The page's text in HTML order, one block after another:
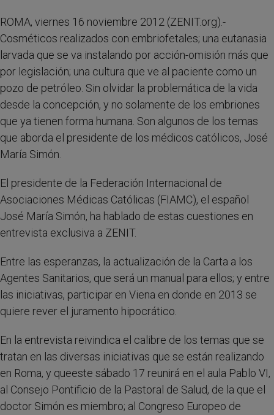
ROMA, viernes 16 noviembre 2012 (ZENIT.org).-
Cosméticos realizados con embriofetales; una eutanasia
larvada que se va instalando por acción-omisión más que
por legislación; una cultura que ve al paciente como un
pozo de petróleo. Sin olvidar la problemática de la vida
desde la concepción, y no solamente de los embriones
que ya tienen forma humana. Son algunos de los temas
que aborda el presidente de los médicos católicos, José
María Simón.
El presidente de la Federación Internacional de
Asociaciones Médicas Católicas (FIAMC), el español
José María Simón, ha hablado de estas cuestiones en
entrevista exclusiva a ZENIT.
Entre las esperanzas, la actualización de la Carta a los
Agentes Sanitarios, que será un manual para ellos; y entre
las iniciativas, participar en Viena en donde en 2013 se
quiere rever el juramento hipocrático.
En la entrevista reivindica el calibre de los temas que se
tratan en las diversas iniciativas que se están realizando
en Roma, y queeste sábado 17 reunirá en el aula Pablo VI,
al Consejo Pontificio de la Pastoral de Salud, de la que el
doctor Simón es miembro; al Congreso Europeo de